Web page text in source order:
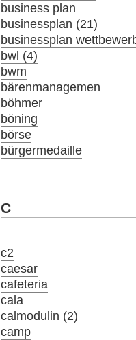
business plan
businessplan (21)
businessplan
bwl (4)
bwm
bärenmanagemen
böhmer
böning
börse
bürgermedaille
C
c2
caesar
cafeteria
cala
calmodulin (2)
camp